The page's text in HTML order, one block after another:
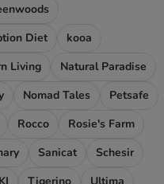
Diet
kooa
Living
Natural Paradise
Nomad Tales
Petsafe
Rocco
Rosie's Farm
Sanicat
Schesir
Tigerino
Ultima